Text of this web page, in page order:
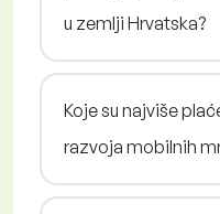
u zemlji Hrvatska?
Koje su najviše
razvoja mobilnih